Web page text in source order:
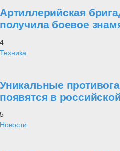
Артиллерийская
получила боевое
4
Техника
Уникальные
появятся в
5
Новости